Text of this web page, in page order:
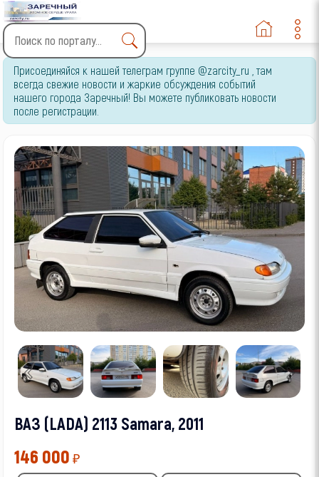
Type 2 or more characters
for results.
Присоединяйся к нашей телеграм группе @zarcity_ru , там
всегда свежие новости и жаркие обсуждения событий
нашего города Заречный! Вы можете публиковать новости
после регистрации.
ВАЗ (LADA) 2113 Samara, 2011
146 000 ₽